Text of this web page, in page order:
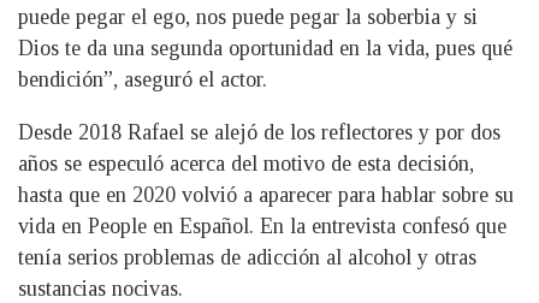
puede pegar el ego, nos puede pegar la soberbia y si
Dios te da una segunda oportunidad en la vida, pues qué
bendición”, aseguró el actor.
Desde 2018 Rafael se alejó de los reflectores y por dos
años se especuló acerca del motivo de esta decisión,
hasta que en 2020 volvió a aparecer para hablar sobre su
vida en People en Español. En la entrevista confesó que
tenía serios problemas de adicción al alcohol y otras
sustancias nocivas.